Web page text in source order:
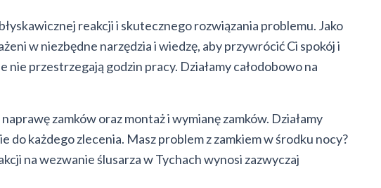
reakcji i skutecznego rozwiązania problemu. Jako
w niezbędne narzędzia i wiedzę, aby przywrócić Ci spokój i
przestrzegają godzin pracy. Działamy całodobowo na
zamków oraz montaż i wymianę zamków. Działamy
każdego zlecenia. Masz problem z zamkiem w środku nocy?
na wezwanie ślusarza w Tychach wynosi zazwyczaj